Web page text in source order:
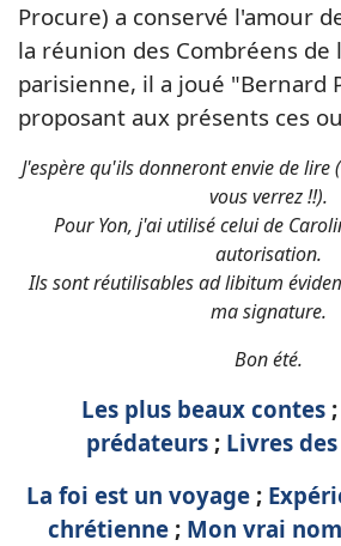
Procure) a conservé l'amour
la réunion des Combréens de
parisienne, il a joué "Bernard
proposant aux présents ces
J'espère qu'ils donneront envie de lire
vous verrez !!).
Pour Yon, j'ai utilisé celui de
autorisation.
Ils sont réutilisables ad libitum
ma signature.
Bon été.
Les plus beaux contes ;
prédateurs ; Livres
La foi est un voyage ;
chrétienne; Mon vrai